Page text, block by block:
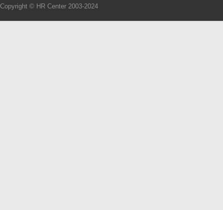
Copyright © HR Center 2003-2024